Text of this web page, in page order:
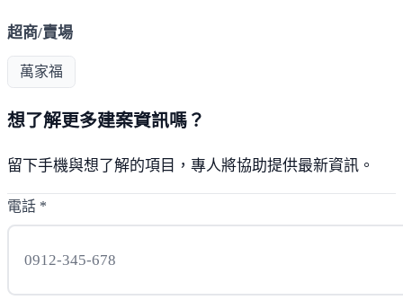
超商/賣場
萬家福
想了解更多建案資訊嗎？
留下手機與想了解的項目，專人將協助提供最新資訊。
電話 *